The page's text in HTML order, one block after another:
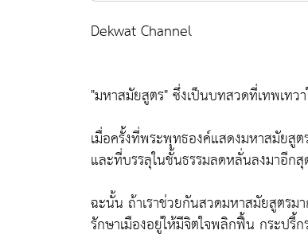
Dekwat Channel
"มหาสมัยสูตร" ซึ่งเป็นบทสวดที่เทพเท
เมื่อครั้งที่พระพุทธองค์แสดงมหาสมัยสู
และที่บรรลุในชั้นธรรมลดหลั่นลงมาอีก
ฉะนั้น ถ้าเราช่วยกันสวดมหาสมัยสูตรม
รักษาเมืองอยู่ให้มีจิตใจพลิกฟื้น กระปรี้